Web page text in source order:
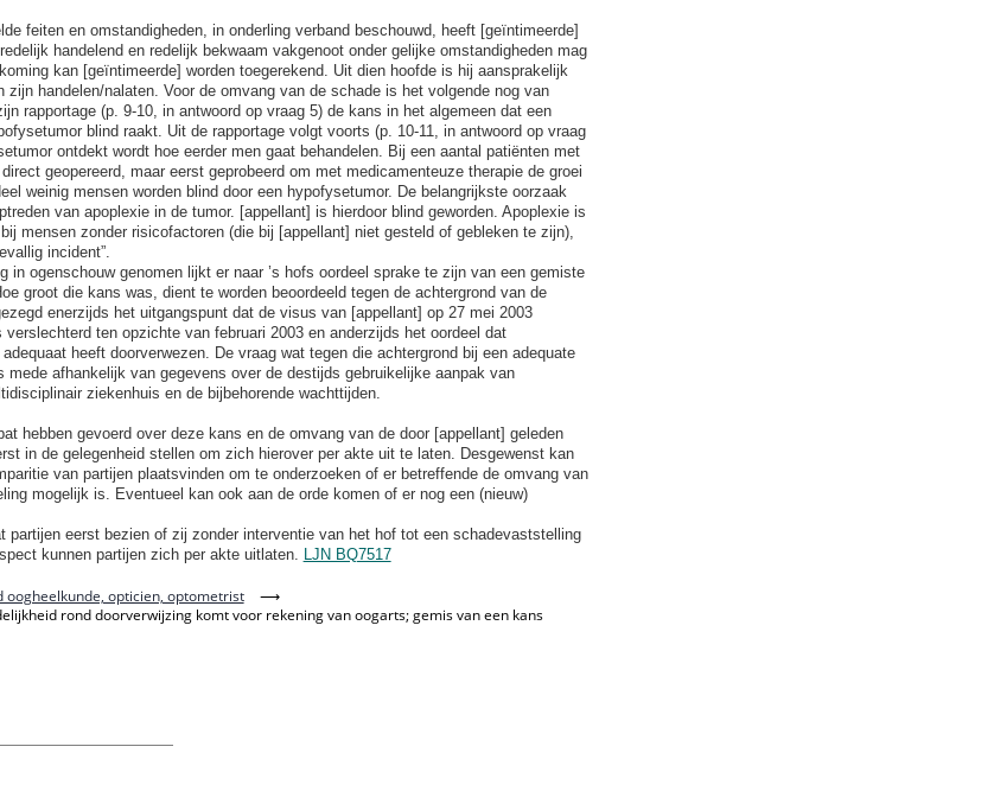
feiten en omstandigheden, in onderling verband beschouwd, heeft [geïntimeerde]
handelend en redelijk bekwaam vakgenoot onder gelijke omstandigheden mag
kan [geïntimeerde] worden toegerekend. Uit dien hoofde is hij aansprakelijk
zijn handelen/nalaten. Voor de omvang van de schade is het volgende nog van
rapportage (p. 9-10, in antwoord op vraag 5) de kans in het algemeen dat een
blind raakt. Uit de rapportage volgt voorts (p. 10-11, in antwoord op vraag
ontdekt wordt hoe eerder men gaat behandelen. Bij een aantal patiënten met
geopereerd, maar eerst geprobeerd om met medicamenteuze therapie de groei
weinig mensen worden blind door een hypofysetumor. De belangrijkste oorzaak
van apoplexie in de tumor. [appellant] is hierdoor blind geworden. Apoplexie is
mensen zonder risicofactoren (die bij [appellant] niet gesteld of gebleken te zijn),
incident”.
in ogenschouw genomen lijkt er naar ’s hofs oordeel sprake te zijn van een gemiste
groot die kans was, dient te worden beoordeeld tegen de achtergrond van de
enerzijds het uitgangspunt dat de visus van [appellant] op 27 mei 2003
ten opzichte van februari 2003 en anderzijds het oordeel dat
heeft doorverwezen. De vraag wat tegen die achtergrond bij een adequate
mede afhankelijk van gegevens over de destijds gebruikelijke aanpak van
ziekenhuis en de bijbehorende wachttijden.
hebben gevoerd over deze kans en de omvang van de door [appellant] geleden
in de gelegenheid stellen om zich hierover per akte uit te laten. Desgewenst kan
van partijen plaatsvinden om te onderzoeken of er betreffende de omvang van
mogelijk is. Eventueel kan ook aan de orde komen of er nog een (nieuw)
partijen eerst bezien of zij zonder interventie van het hof tot een schadevaststelling
kunnen partijen zich per akte uitlaten. LJN BQ7517
oogheelkunde, opticien, optometrist
⟶
rond doorverwijzing komt voor rekening van oogarts; gemis van een kans